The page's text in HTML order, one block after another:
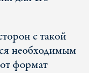
с такой
необходимым
формат